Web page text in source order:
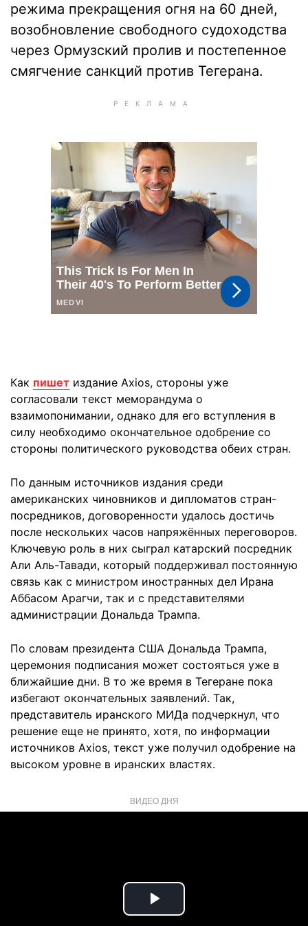
режима прекращения огня на 60 дней,
возобновление свободного судоходства
через Ормузский пролив и постепенное
смягчение санкций против Тегерана.
Как пишет издание Axios, стороны уже
согласовали текст меморандума о
взаимопонимании, однако для его вступления в
силу необходимо окончательное одобрение со
стороны политического руководства обеих стран.
По данным источников издания среди
американских чиновников и дипломатов стран-
посредников, договоренности удалось достичь
после нескольких часов напряжённых переговоров.
Ключевую роль в них сыграл катарский посредник
Али Аль-Тавади, который поддерживал постоянную
связь как с министром иностранных дел Ирана
Аббасом Арагчи, так и с представителями
администрации Дональда Трампа.
По словам президента США Дональда Трампа,
церемония подписания может состояться уже в
ближайшие дни. В то же время в Тегеране пока
избегают окончательных заявлений. Так,
представитель иранского МИДа подчеркнул, что
решение еще не принято, хотя, по информации
источников Axios, текст уже получил одобрение на
высоком уровне в иранских властях.
ВИДЕО ДНЯ
Play